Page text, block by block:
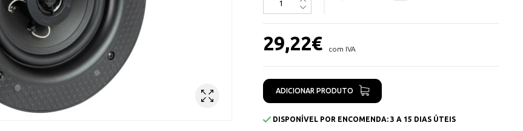
29,22€ com IVA
ADICIONAR PRODUTO
DISPONÍVEL POR ENCOMENDA: 3 A 15 DIAS ÚTEIS